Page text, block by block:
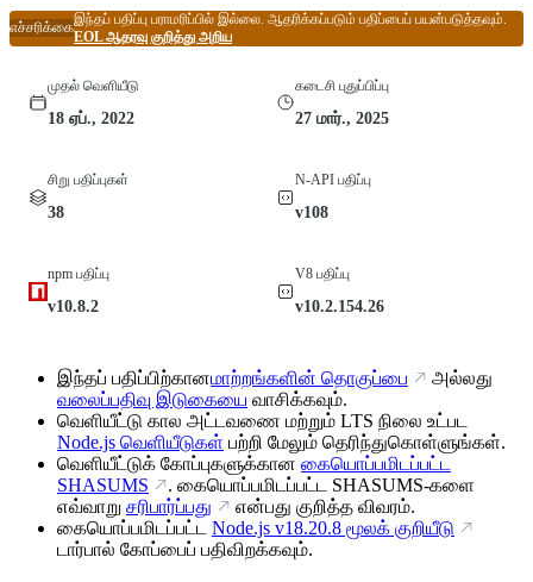
எச்சரிக்கை
இந்தப் பதிப்பு பராமரிப்பில் இல்லை. ஆதரிக்கப்படும் பதிப்பைப் பயன்படுத்தவும்.
EOL ஆதரவு குறித்து அறிய
முதல் வெளியீடு
18 ஏப்., 2022
கடைசி புதுப்பிப்பு
27 மார்., 2025
சிறு பதிப்புகள்
38
N-API பதிப்பு
v108
npm பதிப்பு
v10.8.2
V8 பதிப்பு
v10.2.154.26
இந்தப் பதிப்பிற்கானமாற்றங்களின் தொகுப்பை
அல்லது
வலைப்பதிவு இடுகையை வாசிக்கவும்.
வெளியீட்டு கால அட்டவணை மற்றும் LTS நிலை உட்பட
Node.js வெளியீடுகள் பற்றி மேலும் தெரிந்துகொள்ளுங்கள்.
வெளியீட்டுக் கோப்புகளுக்கான கையொப்பமிடப்பட்ட
SHASUMS
. கையொப்பமிடப்பட்ட SHASUMS-களை
எவ்வாறு சரிபார்ப்பது
என்பது குறித்த விவரம்.
கையொப்பமிடப்பட்ட Node.js v18.20.8 மூலக் குறியீடு
டார்பால் கோப்பைப் பதிவிறக்கவும்.